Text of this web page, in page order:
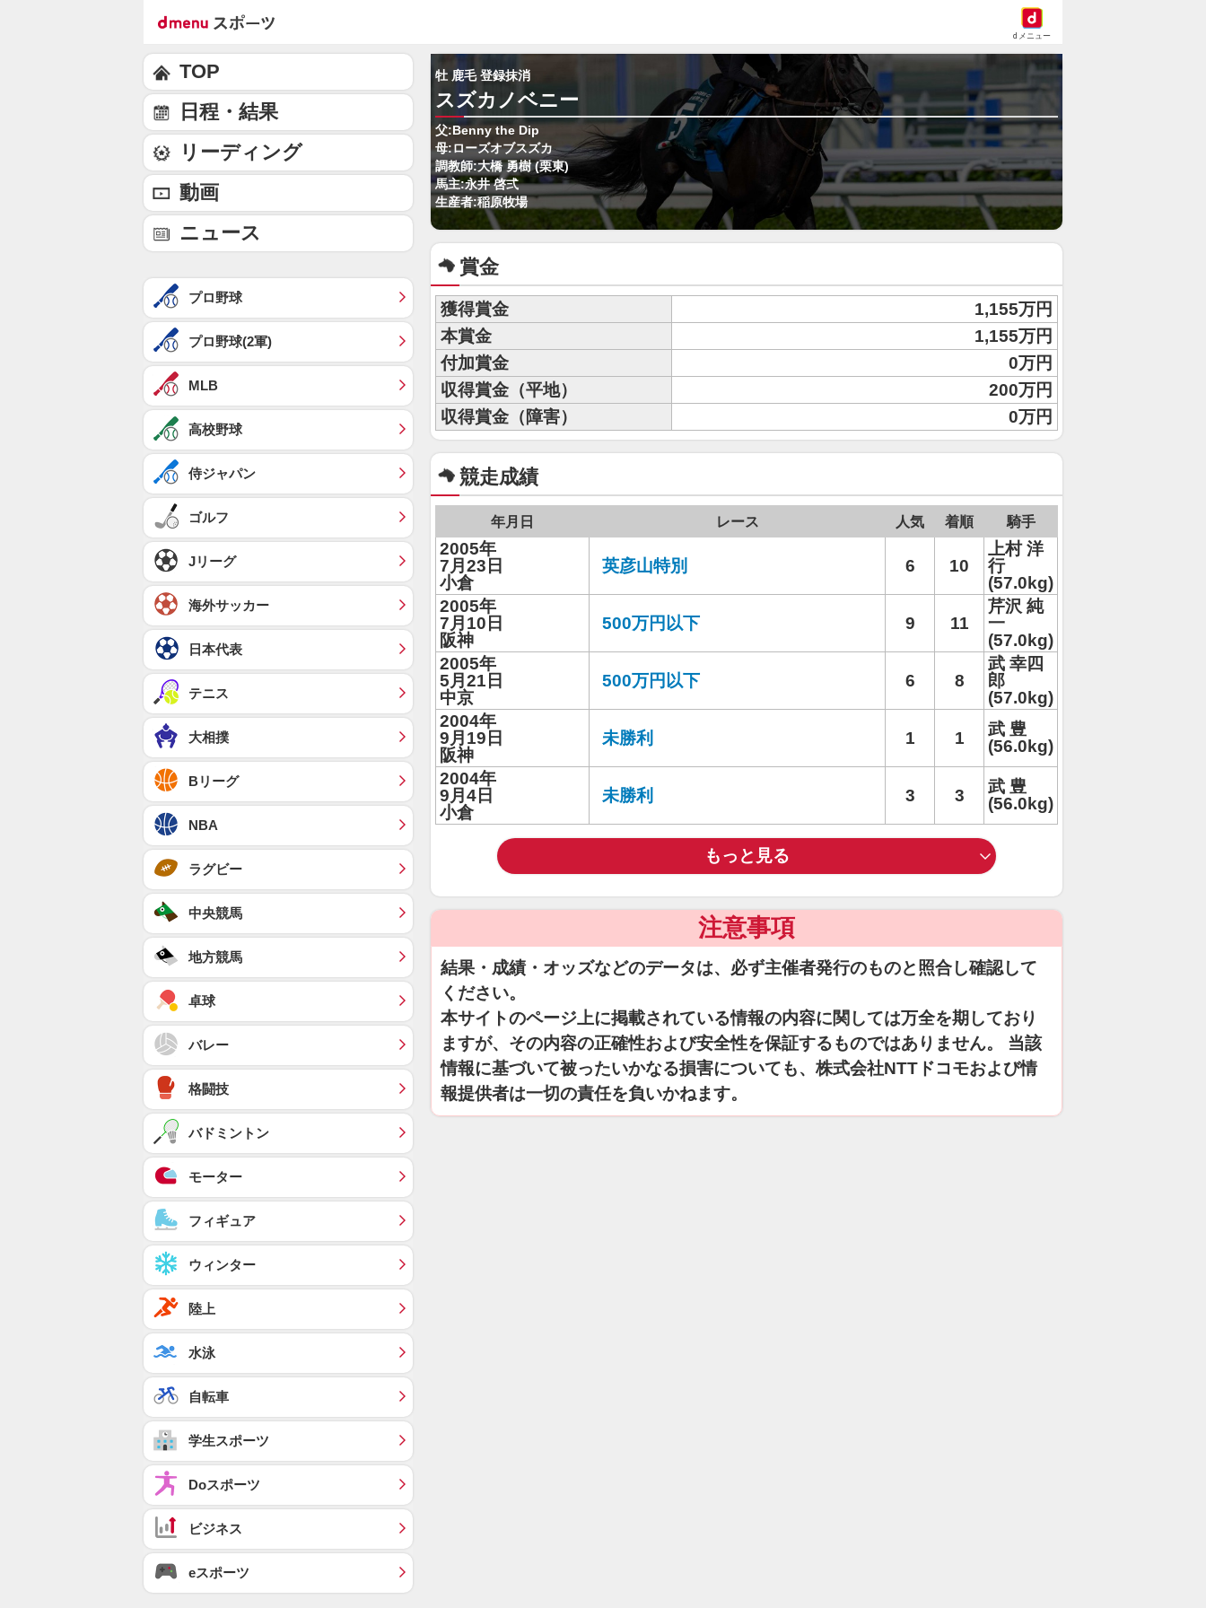
dメニュー
牡 鹿毛 登録抹消
スズカノベニー
父:Benny the Dip
母:ローズオブスズカ
調教師:大橋 勇樹 (栗東)
馬主:永井 啓弍
生産者:稲原牧場
賞金
獲得賞金
1,155万円
本賞金
1,155万円
付加賞金
0万円
収得賞金（平地）
200万円
収得賞金（障害）
0万円
競走成績
年月日 レース 人気 着順 騎手
2005年
7月23日
小倉
英彦山特別 6 10
上村 洋
行
(57.0kg)
2005年
7月10日
阪神
500万円以下 9 11
芹沢 純
一
(57.0kg)
2005年
5月21日
中京
500万円以下 6 8
武 幸四
郎
(57.0kg)
2004年
9月19日
阪神
未勝利 1 1
武 豊
(56.0kg)
2004年
9月4日
小倉
未勝利 3 3
武 豊
(56.0kg)
もっと見る
注意事項
結果・成績・オッズなどのデータは、必ず主催者発行のものと照合し確認して
ください。
本サイトのページ上に掲載されている情報の内容に関しては万全を期しており
ますが、その内容の正確性および安全性を保証するものではありません。 当該
情報に基づいて被ったいかなる損害についても、株式会社NTTドコモおよび情
報提供者は一切の責任を負いかねます。
TOP
日程・結果
リーディング
動画
ニュース
プロ野球
プロ野球(2軍)
MLB
高校野球
侍ジャパン
ゴルフ
Jリーグ
海外サッカー
日本代表
テニス
大相撲
Bリーグ
NBA
ラグビー
中央競馬
地方競馬
卓球
バレー
格闘技
バドミントン
モーター
フィギュア
ウィンター
陸上
水泳
自転車
学生スポーツ
Doスポーツ
ビジネス
eスポーツ